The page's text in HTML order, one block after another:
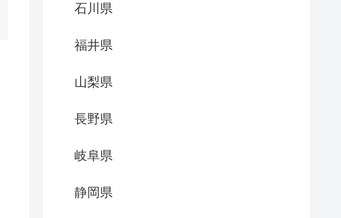
石川県
福井県
山梨県
長野県
岐阜県
静岡県